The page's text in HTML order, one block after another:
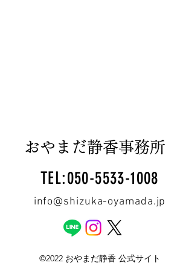
おやまだ静香事務所
TEL:050-5533-1008
info@shizuka-oyamada.jp
©2022 おやまだ静香 公式サイト